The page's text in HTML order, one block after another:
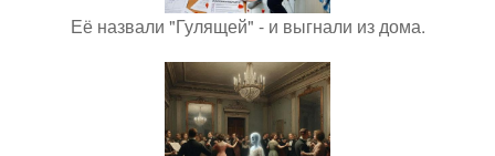
Её назвали "Гулящей" - и выгнали из дома.